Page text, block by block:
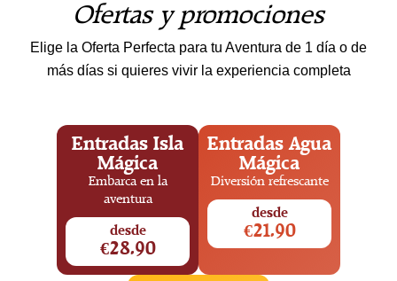
Ofertas y promociones
Elige la Oferta Perfecta para tu Aventura de 1 día o de
más días si quieres vivir la experiencia completa
Entradas Isla
Mágica
Embarca en la
aventura
desde
€28.90
Entradas Agua
Mágica
Diversión refrescante
desde
€21.90